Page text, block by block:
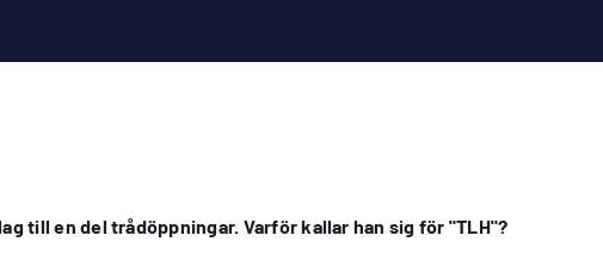
till en del trådöppningar. Varför kallar han sig för "TLH"?